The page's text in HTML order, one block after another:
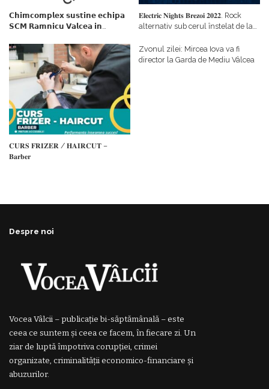
𝗖𝗵𝗶𝗺𝗰𝗼𝗺𝗽𝗹𝗲𝘅 𝘀𝘂𝘀𝘁𝗶𝗻𝗲 𝗲𝗰𝗵𝗶𝗽𝗮
𝗦𝗖𝗠 𝗥𝗮𝗺𝗻𝗶𝗰𝘂 𝗩𝗮𝗹𝗰𝗲𝗮 𝗶𝗻
𝗳𝗶𝗻𝗮𝗻𝘁𝗮𝘁𝗼𝗿
𝐄𝐥𝐞𝐜𝐭𝐫𝐢𝐜 𝐍𝐢𝐠𝐡𝐭𝐬 𝐁𝐫𝐞𝐳𝐨𝐢 𝟐𝟎𝟐𝟐. Rock
alternativ sub cerul înstelat de la
𝐂𝐔𝐑𝐒 𝐅𝐑𝐈𝐙𝐄𝐑 / 𝐇𝐀𝐈𝐑𝐂𝐔𝐓 –
𝐁𝐚𝐫𝐛𝐞𝐫
Zvonul zilei: Mircea Iova va fi
director la Garda de Mediu Vâlcea
Despre noi
Vocea Vâlcii – publicație bi-săptămânală – este
ceea ce suntem și ceea ce facem, în fiecare zi. Un
ziar de luptă împotriva corupției, crimei
organizate, criminalității economico-financiare și
abuzurilor.